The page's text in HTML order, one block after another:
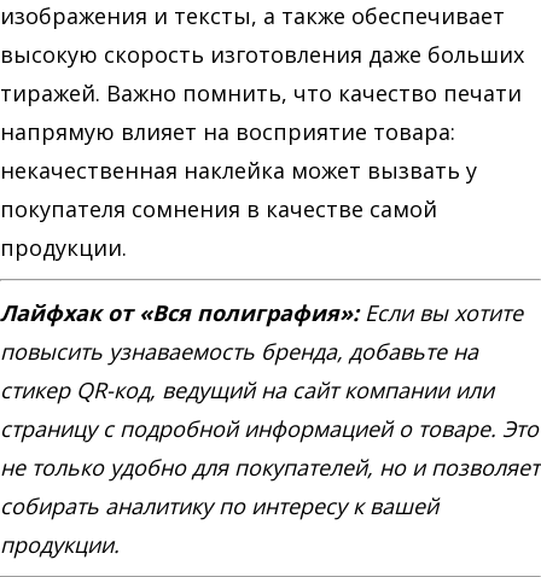
изображения и тексты, а также обеспечивает
высокую скорость изготовления даже больших
тиражей. Важно помнить, что качество печати
напрямую влияет на восприятие товара:
некачественная наклейка может вызвать у
покупателя сомнения в качестве самой
продукции.
Лайфхак от «Вся полиграфия»:Если вы хотите
повысить узнаваемость бренда, добавьте на
стикер QR-код, ведущий на сайт компании или
страницу с подробной информацией о товаре. Это
не только удобно для покупателей, но и позволяет
собирать аналитику по интересу к вашей
продукции.